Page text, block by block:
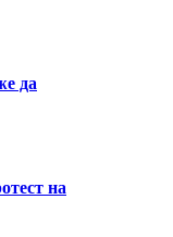
да
на